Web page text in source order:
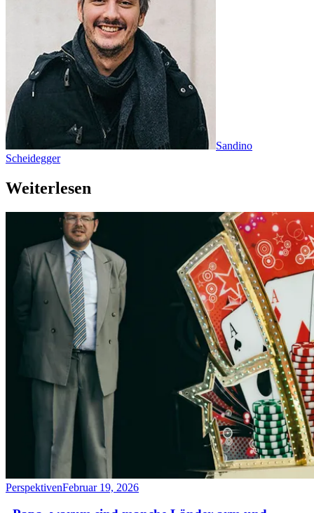
Sandino
Scheidegger
Weiterlesen
PerspektivenFebruar 19, 2026